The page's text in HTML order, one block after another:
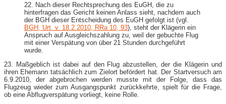
22. Nach dieser Rechtsprechung des EuGH, die zu
hinterfragen das Gericht keinen Anlass sieht, nachdem auch
der BGH dieser Entscheidung des EuGH gefolgt ist (vgl.
BGH, Urt. v. 18.2.2010, RRa 10, 93), steht der Klägerin ein
Anspruch auf Ausgleichszahlung zu, weil der gebuchte Flug
mit einer Verspätung von über 21 Stunden durchgeführt
wurde.
23. Maßgeblich ist dabei auf den Flug abzustellen, der die Klägerin und
ihren Ehemann tatsächlich zum Zielort befördert hat. Der Startversuch am
6.9.2010, der abgebrochen werden musste mit der Folge, dass das
Flugzeug wieder zum Ausgangspunkt zurückkehrte, spielt für die Frage,
ob eine Abflugverspätung vorliegt, keine Rolle.